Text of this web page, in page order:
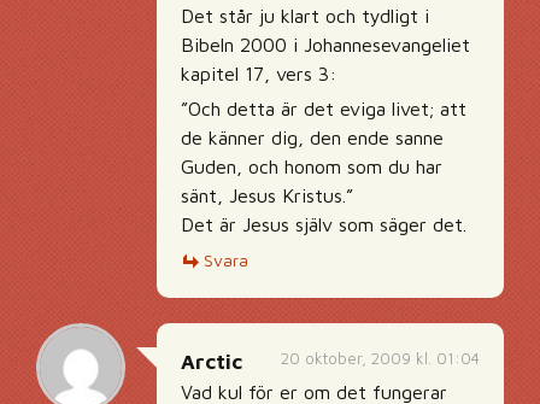
Det står ju klart och tydligt i
Bibeln 2000 i Johannesevangeliet
kapitel 17, vers 3:
”Och detta är det eviga livet; att
de känner dig, den ende sanne
Guden, och honom som du har
sänt, Jesus Kristus.”
Det är Jesus själv som säger det.
Svara
20 oktober, 2009 kl. 01:04
Arctic
Vad kul för er om det fungerar